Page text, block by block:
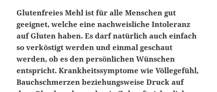
Glutenfreies Mehl ist für alle Menschen gut
geeignet, welche eine nachweisliche Intoleranz
auf Gluten haben. Es darf natürlich auch einfach
so verköstigt werden und einmal geschaut
werden, ob es den persönlichen Wünschen
entspricht. Krankheitssymptome wie Völlegefühl,
Bauchschmerzen beziehungsweise Druck auf